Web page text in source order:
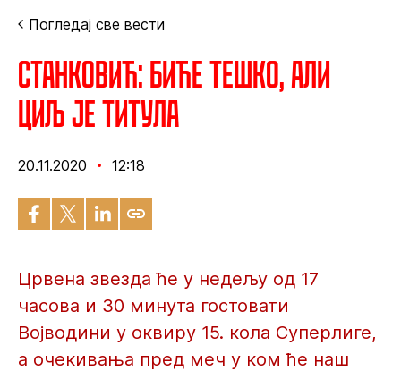
Погледај све вести
Станковић: Биће тешко, али
циљ је титула
20.11.2020 12:18
Црвена звезда ће у недељу од 17
часова и 30 минута гостовати
Војводини у оквиру 15. кола Суперлиге,
а очекивања пред меч у ком ће наш